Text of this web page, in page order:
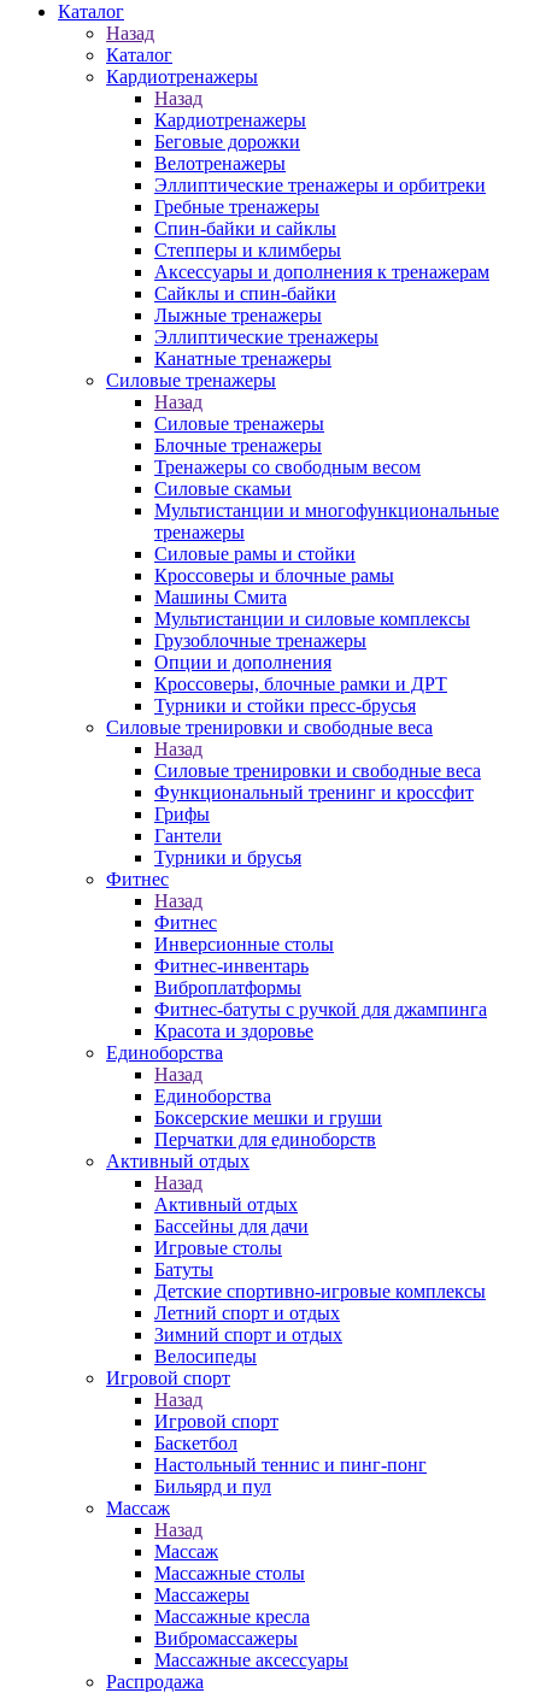
Каталог
Назад
Каталог
Кардиотренажеры
Назад
Кардиотренажеры
Беговые дорожки
Велотренажеры
Эллиптические тренажеры и орбитреки
Гребные тренажеры
Спин-байки и сайклы
Степперы и климберы
Аксессуары и дополнения к тренажерам
Сайклы и спин-байки
Лыжные тренажеры
Эллиптические тренажеры
Канатные тренажеры
Силовые тренажеры
Назад
Силовые тренажеры
Блочные тренажеры
Тренажеры со свободным весом
Силовые скамьи
Мультистанции и многофункциональные
тренажеры
Силовые рамы и стойки
Кроссоверы и блочные рамы
Машины Смита
Мультистанции и силовые комплексы
Грузоблочные тренажеры
Опции и дополнения
Кроссоверы, блочные рамки и ДРТ
Турники и стойки пресс-брусья
Силовые тренировки и свободные веса
Назад
Силовые тренировки и свободные веса
Функциональный тренинг и кроссфит
Грифы
Гантели
Турники и брусья
Фитнес
Назад
Фитнес
Инверсионные столы
Фитнес-инвентарь
Виброплатформы
Фитнес-батуты с ручкой для джампинга
Красота и здоровье
Единоборства
Назад
Единоборства
Боксерские мешки и груши
Перчатки для единоборств
Активный отдых
Назад
Активный отдых
Бассейны для дачи
Игровые столы
Батуты
Детские спортивно-игровые комплексы
Летний спорт и отдых
Зимний спорт и отдых
Велосипеды
Игровой спорт
Назад
Игровой спорт
Баскетбол
Настольный теннис и пинг-понг
Бильярд и пул
Массаж
Назад
Массаж
Массажные столы
Массажеры
Массажные кресла
Вибромассажеры
Массажные аксессуары
Распродажа